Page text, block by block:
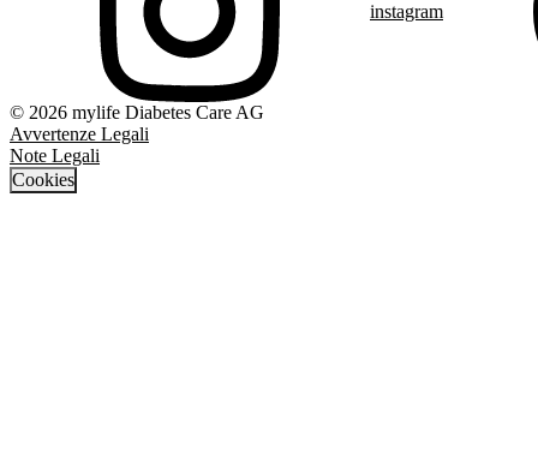
instagram
© 2026 mylife Diabetes Care AG
Avvertenze Legali
Note Legali
Cookies